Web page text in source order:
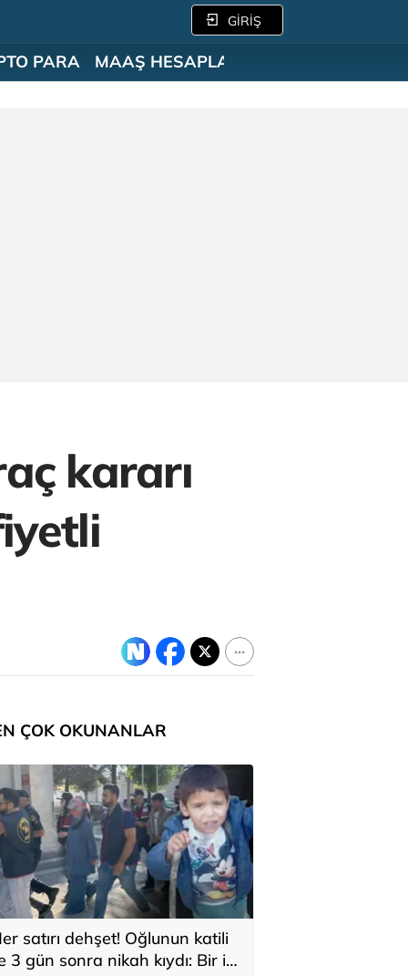
GİRİŞ
PARA MAAŞ HESAPLAMA
kararı
ÇOK OKUNANLAR
satırı dehşet! Oğlunun katili
3 gün sonra nikah kıydı: Bir iki